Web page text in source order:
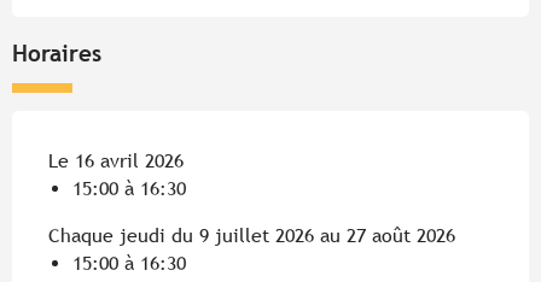
Horaires
Le 16 avril 2026
15:00 à 16:30
Chaque jeudi du 9 juillet 2026 au 27 août 2026
15:00 à 16:30